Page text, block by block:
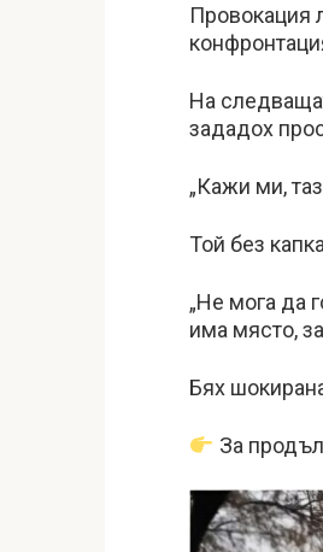
Провокация
На
зададох
„Кажи ми,
Той без
„Не мога да
има място,
Бях
За